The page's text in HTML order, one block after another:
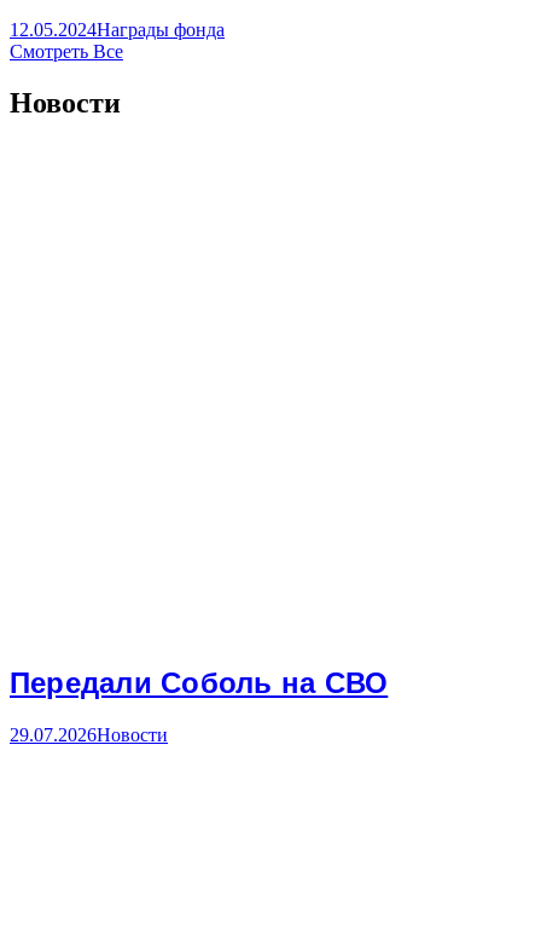
12.05.2024Награды фонда
Смотреть Все
Новости
Передали Соболь на СВО
29.07.2026Новости